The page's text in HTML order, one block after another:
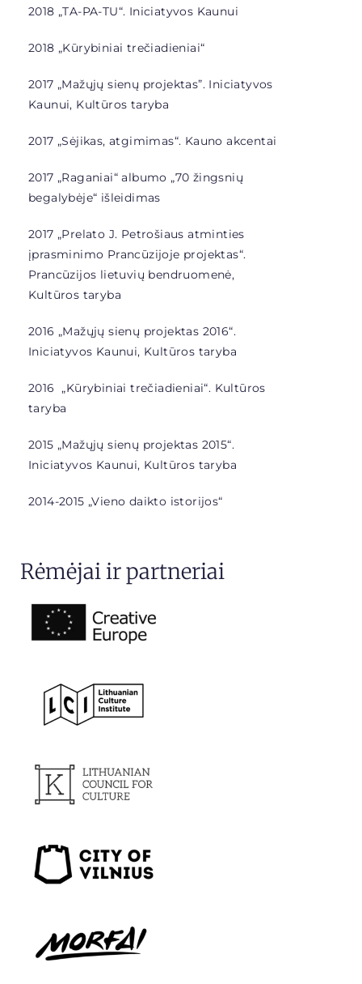
2018 „TA-PA-TU“. Iniciatyvos Kaunui
2018 „Kūrybiniai trečiadieniai“
2017 „Mažųjų sienų projektas”. Iniciatyvos
Kaunui, Kultūros taryba
2017 „Sėjikas, atgimimas“. Kauno akcentai
2017 „Raganiai“albumo „70 žingsnių
begalybėje“ išleidimas
2017 „Prelato J. Petrošiaus atminties
įprasminimo Prancūzijoje projektas“.
Prancūzijos lietuvių bendruomenė,
Kultūros taryba
2016 „Mažųjų sienų projektas 2016“.
Iniciatyvos Kaunui, Kultūros taryba
2016 „Kūrybiniai trečiadieniai“. Kultūros
taryba
2015 „Mažųjų sienų projektas 2015“.
Iniciatyvos Kaunui, Kultūros taryba
2014-2015 „Vieno daikto istorijos“
Rėmėjai ir partneriai